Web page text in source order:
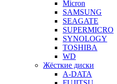
Micron
SAMSUNG
SEAGATE
SUPERMICRO
SYNOLOGY
TOSHIBA
WD
Жёсткие диски
A-DATA